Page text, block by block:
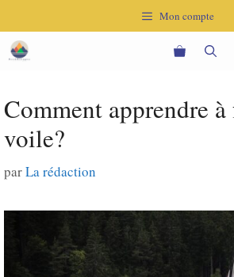
au
contenu
Mon compte
Comment apprendre
voile?
parLa rédaction